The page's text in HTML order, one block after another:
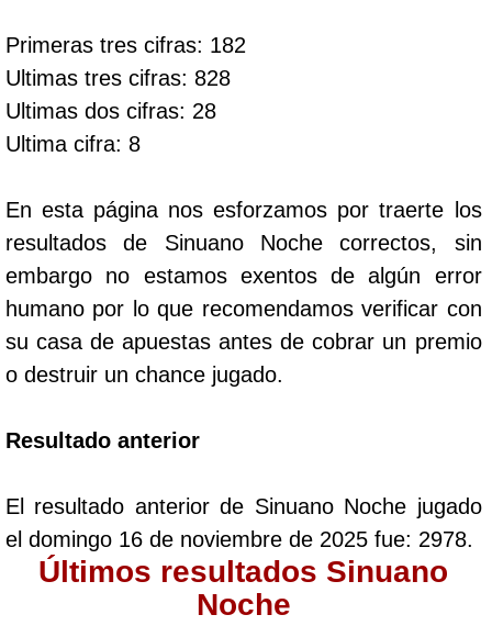
Dorado Mañana
Dorado Tarde
Fantástica Día
Fantástica Noche
Motilon Tarde
Motilon Noche
Paisita Día
Paisita Noche
Primeras tres cifras: 182
Ultimas tres cifras: 828
Ultimas dos cifras: 28
Ultima cifra: 8
En esta página nos esforzamos por traerte los
resultados de Sinuano Noche correctos, sin
embargo no estamos exentos de algún error
humano por lo que recomendamos verificar con
su casa de apuestas antes de cobrar un premio
o destruir un chance jugado.
Resultado anterior
El resultado anterior de Sinuano Noche jugado
el domingo 16 de noviembre de 2025 fue: 2978.
Últimos resultados Sinuano
Noche